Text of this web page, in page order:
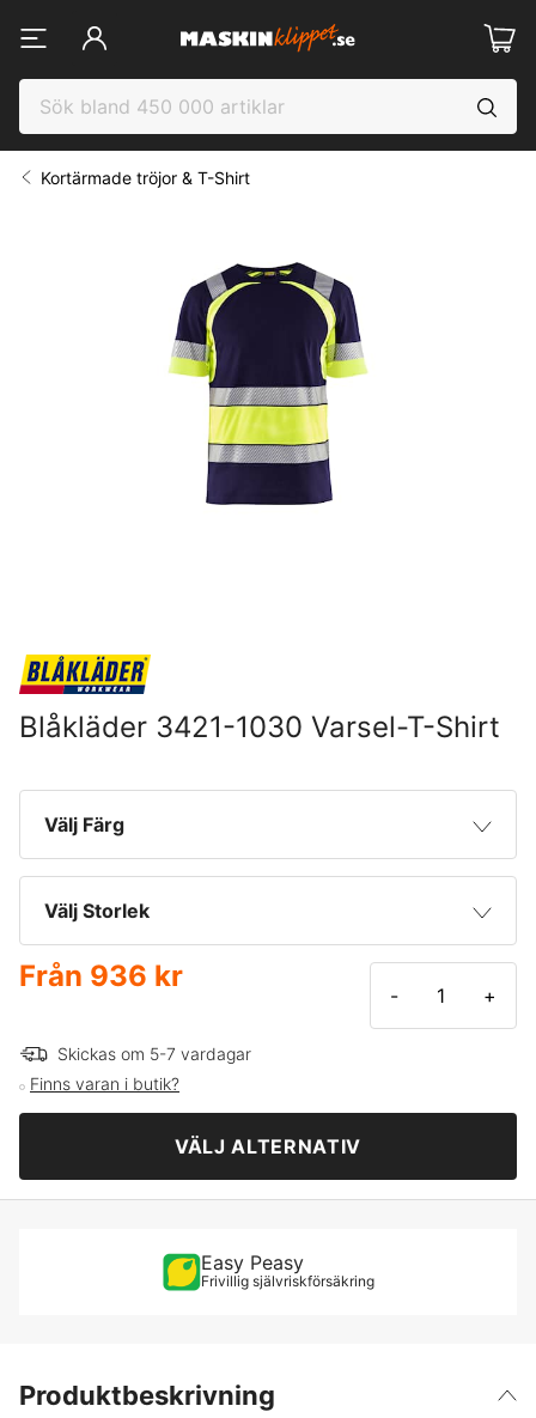
Kortärmade tröjor & T-Shirt
Blåkläder 3421-1030 Varsel-T-Shirt
Välj Färg
Marinblå/Varselorange
Mellangrå/Varselorange
Välj Storlek
XS
S
M
L
XXXL
Från 936 kr
- +
Skickas om 5-7 vardagar
Finns varan i butik?
VÄLJ ALTERNATIV
Easy Peasy
Frivillig självriskförsäkring
Produktbeskrivning